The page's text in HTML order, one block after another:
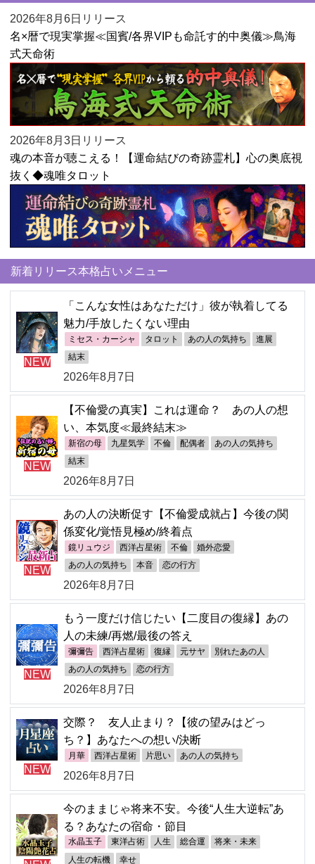
2026年8月6日リリース
名×暦で現実掌握≪国賓/各界VIPも命託す的中奥儀≫鳥海
式天命術
2026年8月3日リリース
魂の本音が聴こえる！【運命結びの奇跡霊札】心の奥底視
抜く◆魂唯タロット
新着リリース本格占いメニュー
NEW
「こんな女性はあなただけ」彼が執着してる
魅力/手放したくない理由
ミセス・カーシャ タロット あの人の気持ち 進展
結末
2026年8月7日
NEW
【不倫愛の真実】これは運命？ あの人の想
い、本気度≪最終結末≫
新宿の母 九星気学 不倫 配偶者 あの人の気持ち
結末
2026年8月7日
NEW
あの人の決断促す【不倫愛成就占】今後の関
係変化/覚悟見極め/終着点
鏡リュウジ 西洋占星術 不倫 婚外恋愛
あの人の気持ち 本音 恋の行方
2026年8月7日
NEW
もう一度だけ信じたい【二度目の復縁】あの
人の未練/再燃/最後の答え
彌彌告 西洋占星術 復縁 元サヤ 別れたあの人
あの人の気持ち 恋の行方
2026年8月7日
NEW
交際？ 友人止まり？【彼の望みはどっ
ち？】あなたへの想い/決断
月華 西洋占星術 片思い あの人の気持ち
2026年8月7日
今のままじゃ将来不安。今後“人生大逆転”あ
る？あなたの宿命・節目
水晶玉子 東洋占術 人生 総合運 将来・未来
人生の転機 幸せ